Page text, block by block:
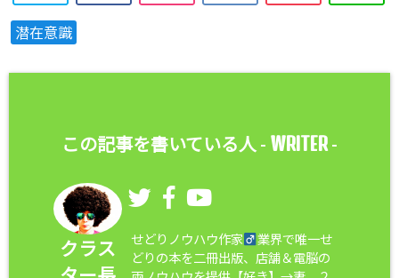
潜在意識
この記事を書いている人 - WRITER-
クラス
せどりノウハウ作家
業界で唯一せ
どりの本を二冊出版、店舗＆電脳の